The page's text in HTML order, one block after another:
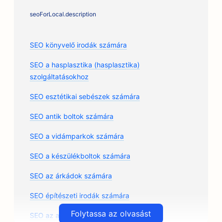
seoForLocal.description
SEO könyvelő irodák számára
SEO a hasplasztika (hasplasztika)
szolgáltatásokhoz
SEO esztétikai sebészek számára
SEO antik boltok számára
SEO a vidámparkok számára
SEO a készülékboltok számára
SEO az árkádok számára
SEO építészeti irodák számára
SEO az autószerelő műhelyek számára
Folytassa az olvasást